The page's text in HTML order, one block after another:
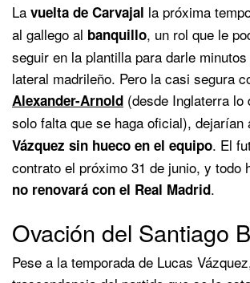
La vuelta de Carvajal la próxima
al gallego al banquillo, un rol que le
seguir en la plantilla para darle
lateral madrileño. Pero la casi segura
Alexander-Arnold (desde Inglaterra lo
solo falta que se haga oficial), dejarían
Vázquez sin hueco en el equipo. El
contrato el próximo 31 de junio, y todo
no renovará con el Real Madrid.
Ovación del Santiago
Pese a la temporada de Lucas